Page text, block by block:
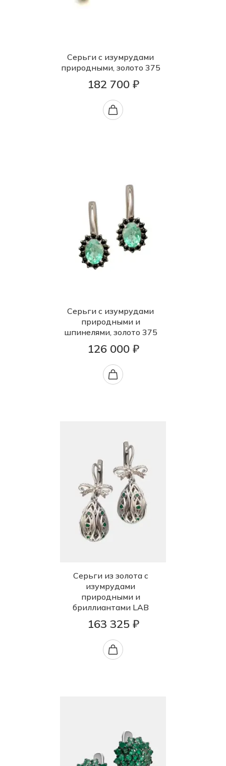
Серьги с изумрудами
природными, золото 375
182 700 ₽
Серьги с изумрудами
природными и
шпинелями, золото 375
126 000 ₽
Серьги из золота с
изумрудами
природными и
бриллиантами LAB
163 325 ₽